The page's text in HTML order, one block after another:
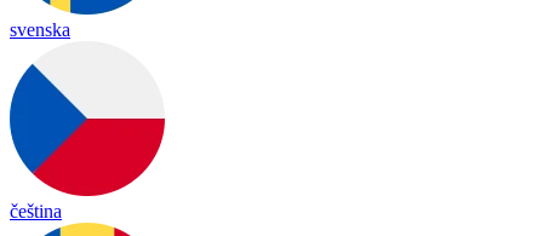
svenska
čeština